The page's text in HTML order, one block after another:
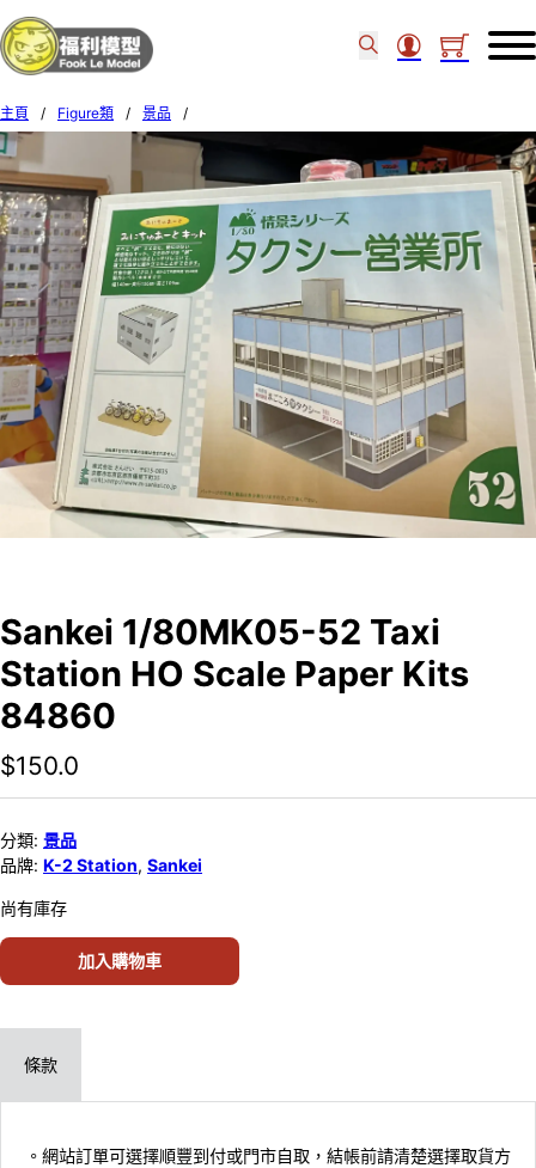
主頁 / Figure類 / 景品
/
Sankei 1/80MK05-52 Taxi Station HO Scale Paper Kits 84860
Sankei 1/80MK05-52 Taxi
Station HO Scale Paper Kits
84860
$150.0
分類: 景品
品牌: K-2 Station, Sankei
尚有庫存
加入購物車
條款
。網站訂單可選擇順豐到付或門市自取，結帳前請清楚選擇取貨方